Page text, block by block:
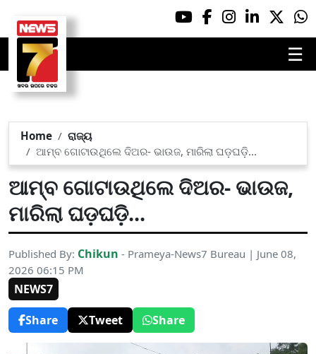
☰
Home
ରାଜ୍ୟ
ଆମ୍ବ ଗୋଟାଉଥିଲେ ଦିଅର- ଭାଉଜ, ମାରିଲା ଘଡ଼ଘଡ଼ି...
ଆମ୍ବ ଗୋଟାଉଥିଲେ ଦିଅର- ଭାଉଜ,
ମାରିଲା ଘଡ଼ଘଡ଼ି...
Published By: Chikun - Prameya-News7 Bureau | June 08,
2026 06:15 PM
NEWS7
Share
Tweet Share